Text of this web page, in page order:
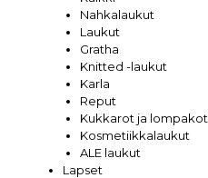
Nahkalaukut
Laukut
Gratha
Knitted -laukut
Karla
Reput
Kukkarot ja lompakot
Kosmetiikkalaukut
ALE laukut
Lapset